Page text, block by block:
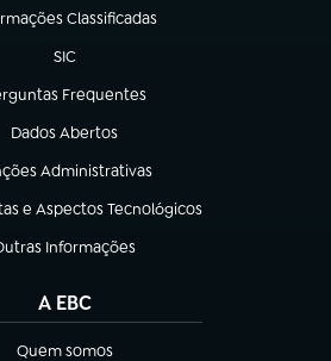
Classificadas
em nova aba)
SIC
(abre em nova aba)
Frequentes
em nova aba)
Dados Abertos
(abre em nova aba)
Administrativas
em nova aba)
e Aspectos Tecnológicos
aba)
Informações
em nova aba)
A EBC
Quem somos